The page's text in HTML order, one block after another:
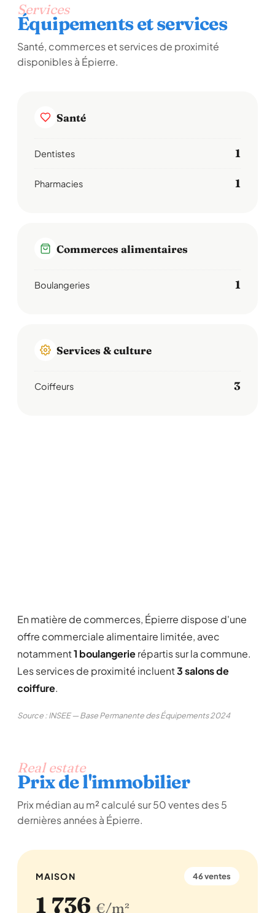
Services
Équipements et services
Santé, commerces et services de proximité
disponibles à Épierre.
Santé
Dentistes 1
Pharmacies 1
Commerces alimentaires
Boulangeries 1
Services & culture
Coiffeurs 3
En matière de commerces, Épierre dispose d'une
offre commerciale alimentaire limitée, avec
notamment1 boulangerierépartis sur la commune.
Les services de proximité incluent3 salons de
coiffure.
Source : INSEE — Base Permanente des Équipements 2024
Real estate
Prix de l'immobilier
Prix médian au m² calculé sur 50 ventes des 5
dernières années à Épierre.
MAISON 46 ventes
1 736 €/m²